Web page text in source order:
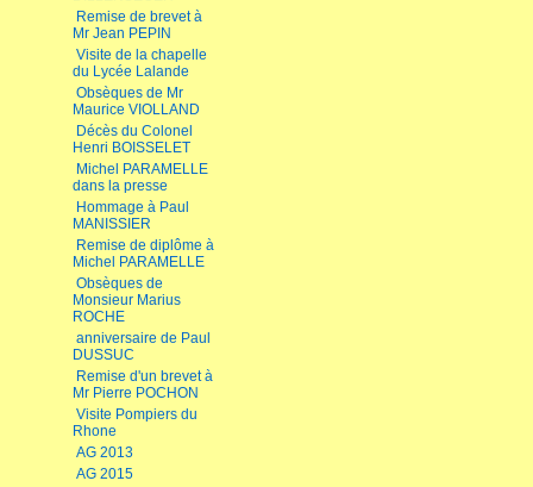
Remise de brevet à
Mr Jean PEPIN
Visite de la chapelle
du Lycée Lalande
Obsèques de Mr
Maurice VIOLLAND
Décès du Colonel
Henri BOISSELET
Michel PARAMELLE
dans la presse
Hommage à Paul
MANISSIER
Remise de diplôme à
Michel PARAMELLE
Obsèques de
Monsieur Marius
ROCHE
anniversaire de Paul
DUSSUC
Remise d'un brevet à
Mr Pierre POCHON
Visite Pompiers du
Rhone
AG 2013
AG 2015